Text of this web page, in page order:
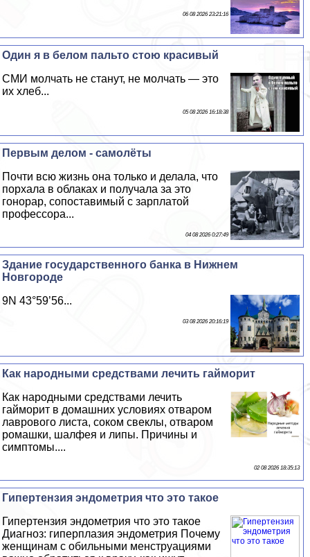
06 08 2026 23:21:16
Один я в белом пальто стою красивый
СМИ молчать не станут, не молчать — это
их хлеб...
05 08 2026 16:18:38
Первым делом - самолёты
Почти всю жизнь она только и делала, что
порхала в облаках и получала за это
гонорар, сопоставимый с зарплатой
профессора...
04 08 2026 0:27:49
Здание государственного банка в Нижнем
Новгороде
9N 43°59’56...
03 08 2026 20:16:19
Как народными средствами лечить гайморит
Как народными средствами лечить
гайморит в домашних условиях отваром
лаврового листа, соком свеклы, отваром
ромашки, шалфея и липы. Причины и
симптомы....
02 08 2026 18:35:13
Гипертензия эндометрия что это такое
Гипертензия эндометрия что это такое
Диагноз: гиперплазия эндометрия Почему
женщинам с обильными мeнcтpуациями